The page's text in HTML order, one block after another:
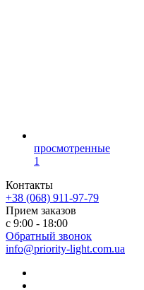
просмотренные
1
Контакты
+38 (068) 911-97-79
Прием заказов
с 9:00 - 18:00
Обратный звонок
info@priority-light.com.ua